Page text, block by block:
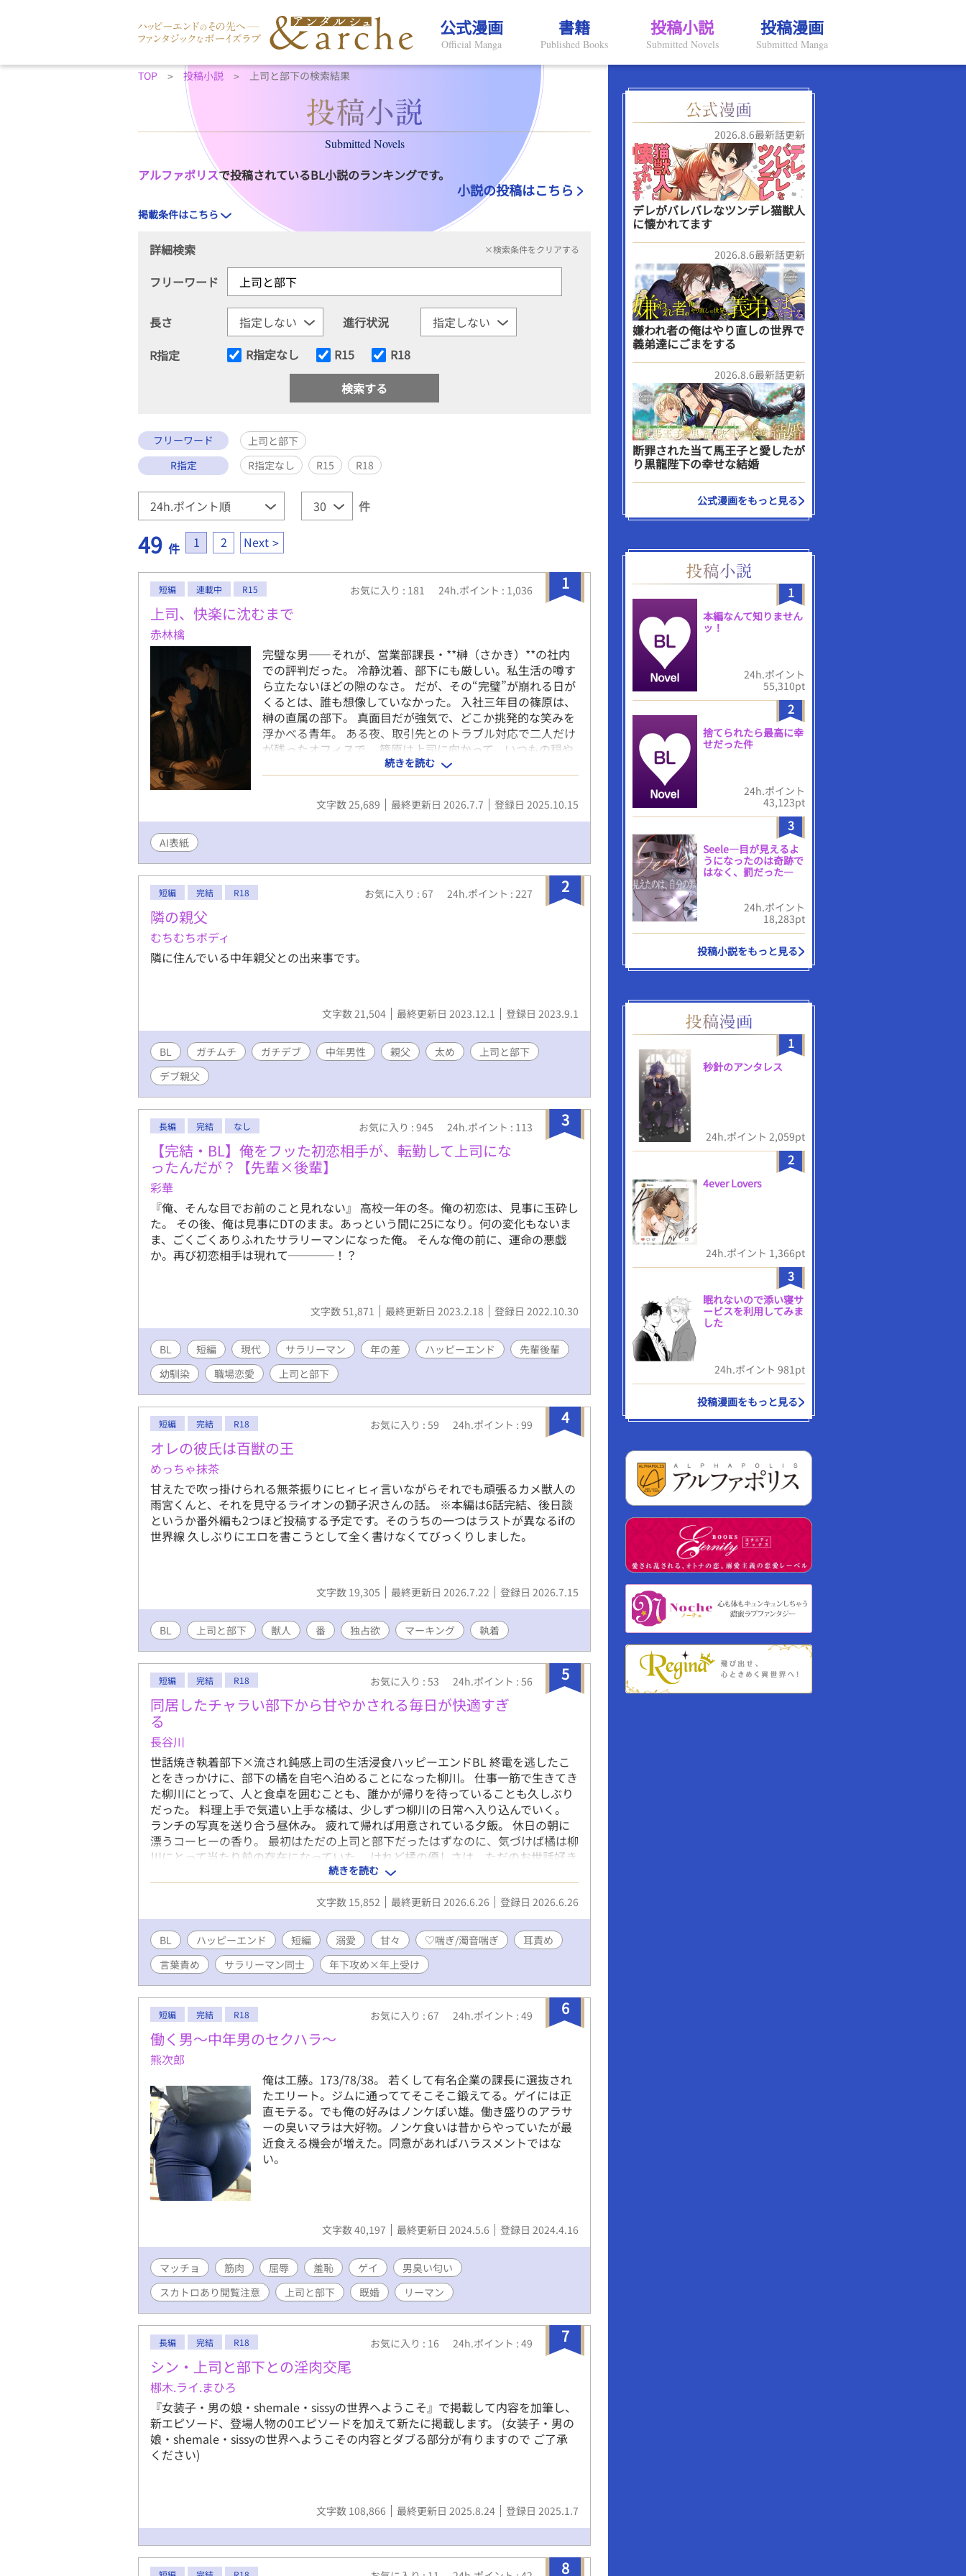
公式漫画
Official Manga
書籍
Published Books
投稿小説
Submitted Novels
投稿漫画
Submitted Manga
TOP 投稿小説 上司と部下の検索結果
Submitted Novels
アルファポリスで投稿されているBL小説のランキングです。
小説の投稿はこちら
掲載条件はこちら
詳細検索 ×検索条件をクリアする
フリーワード
長さ
進行状況
R指定
R指定なし R15 R18
フリーワード
上司と部下
R指定
R指定なし R15 R18
件
49 件 1 2 Next
1
短編 連載中 R15 お気に入り : 181 24h.ポイント : 1,036
上司、快楽に沈むまで
赤林檎
完璧な男――それが、営業部課長・**榊（さかき）**の社内
での評判だった。 冷静沈着、部下にも厳しい。私生活の噂す
ら立たないほどの隙のなさ。 だが、その“完璧”が崩れる日が
くるとは、誰も想像していなかった。 入社三年目の篠原は、
榊の直属の部下。 真面目だが強気で、どこか挑発的な笑みを
浮かべる青年。 ある夜、取引先とのトラブル対応で二人だけ
が残ったオフィスで、 篠原は上司に向かって、いつもの穏や
かな口調を崩した。「……そんな顔、部下には見せないんで
すね」 疲労で僅かに緩んだ榊の表情。 その弱さを見逃さず、
篠原はデスク越しに距離を詰める。 「強がらなくていいです
よ。俺の前では、もう」 指先が榊のネクタイを掴む。 引き寄
ずつ乱されていく。 言葉で支配され、触れられるたびに、自
分の知らなかった感情と快楽を知る。それは、上司としての
誇りを壊すほどに甘く、逃れられないほどに深い。 だが、篠
原の視線の奥に宿るのは、ただの欲望ではなかった。 そこに
る”ところ、きっと綺麗だろうなって」 支配する側だったは
溺れるその瞬間まで、彼を待つのは破滅か、それとも救い
か。 ――これは、ひとりの上司が“愛”という名の支配に沈ん
でいく物語。
続きを読む
文字数 25,689 最終更新日 2026.7.7 登録日 2025.10.15
AI表紙
2
短編 完結 R18 お気に入り : 67 24h.ポイント : 227
隣の親父
むちむちボディ
隣に住んでいる中年親父との出来事です。
文字数 21,504 最終更新日 2023.12.1 登録日 2023.9.1
BL ガチムチ ガチデブ 中年男性 親父 太め
上司と部下
デブ親父
3
長編 完結 なし お気に入り : 945 24h.ポイント : 113
【完結・BL】俺をフッた初恋相手が、転勤して上司にな
ったんだが？【先輩×後輩】
彩華
『俺、そんな目でお前のこと見れない』 高校一年の冬。俺の初恋は、見事に玉砕し
た。 その後、俺は見事にDTのまま。あっという間に25になり。何の変化もないま
ま、ごくごくありふれたサラリーマンになった俺。 そんな俺の前に、運命の悪戯
か。再び初恋相手は現れて────！？
文字数 51,871 最終更新日 2023.2.18 登録日 2022.10.30
BL 短編 現代 サラリーマン 年の差 ハッピーエンド
先輩後輩
幼馴染
職場恋愛 上司と部下
4
短編 完結 R18 お気に入り : 59 24h.ポイント : 99
オレの彼氏は百獣の王
めっちゃ抹茶
甘えたで吹っ掛けられる無茶振りにヒィヒィ言いながらそれでも頑張るカメ獣人の
雨宮くんと、それを見守るライオンの獅子沢さんの話。 ※本編は6話完結、後日談
というか番外編も2つほど投稿する予定です。そのうちの一つはラストが異なるifの
世界線 久しぶりにエロを書こうとして全く書けなくてびっくりしました。
文字数 19,305 最終更新日 2026.7.22 登録日 2026.7.15
BL 上司と部下 獣人 番 独占欲 マーキング 執着
5
短編 完結 R18 お気に入り : 53 24h.ポイント : 56
同居したチャラい部下から甘やかされる毎日が快適すぎ
る
長谷川
世話焼き執着部下×流され鈍感上司の生活浸食ハッピーエンドBL 終電を逃したこ
とをきっかけに、部下の橘を自宅へ泊めることになった柳川。 仕事一筋で生きてき
た柳川にとって、人と食卓を囲むことも、誰かが帰りを待っていることも久しぶり
だった。 料理上手で気遣い上手な橘は、少しずつ柳川の日常へ入り込んでいく。
ランチの写真を送り合う昼休み。 疲れて帰れば用意されている夕飯。 休日の朝に
漂うコーヒーの香り。 最初はただの上司と部下だったはずなのに、気づけば橘は柳
川にとって当たり前の存在になっていた。 けれど橘の優しさは、ただのお世話好き
続きを読む
文字数 15,852 最終更新日 2026.6.26 登録日 2026.6.26
BL ハッピーエンド 短編 溺愛 甘々 ♡喘ぎ/濁音喘ぎ
耳責め
言葉責め
サラリーマン同士 年下攻め×年上受け
6
短編 完結 R18 お気に入り : 67 24h.ポイント : 49
働く男〜中年男のセクハラ〜
熊次郎
俺は工藤。173/78/38。 若くして有名企業の課長に選抜され
たエリート。ジムに通っててそこそこ鍛えてる。ゲイには正
直モテる。でも俺の好みはノンケぽい雄。働き盛りのアラサ
ーの臭いマラは大好物。ノンケ食いは昔からやっていたが最
近食える機会が増えた。同意があればハラスメントではな
い。
文字数 40,197 最終更新日 2024.5.6 登録日 2024.4.16
マッチョ 筋肉 屈辱 羞恥 ゲイ
男臭い匂い
スカトロあり閲覧注意
上司と部下 既婚 リーマン
7
長編 完結 R18 お気に入り : 16 24h.ポイント : 49
シン・上司と部下との淫肉交尾
梛木.ライ.まひろ
『女装子・男の娘・shemale・sissyの世界へようこそ』で掲載して内容を加筆し、
新エピソード、登場人物の0エピソードを加えて新たに掲載します。 (女装子・男の
娘・shemale・sissyの世界へようこその内容とダブる部分が有りますので ご了承
ください)
文字数 108,866 最終更新日 2025.8.24 登録日 2025.1.7
8
2026.8.6最新話更新
デレがバレバレなツンデレ猫獣人
に懐かれてます
2026.8.6最新話更新
嫌われ者の俺はやり直しの世界で
義弟達にごまをする
2026.8.6最新話更新
断罪された当て馬王子と愛したが
り黒龍陛下の幸せな結婚
公式漫画をもっと見る
1
本編なんて知りません
ッ！
24h.ポイント
55,310pt
2
捨てられたら最高に幸
せだった件
24h.ポイント
43,123pt
3
Seele―目が見えるよ
うになったのは奇跡で
はなく、罰だった―
24h.ポイント
18,283pt
投稿小説をもっと見る
1
秒針のアンタレス
24h.ポイント 2,059pt
2
4ever Lovers
24h.ポイント 1,366pt
3
眠れないので添い寝サ
ービスを利用してみま
した
24h.ポイント 981pt
投稿漫画をもっと見る